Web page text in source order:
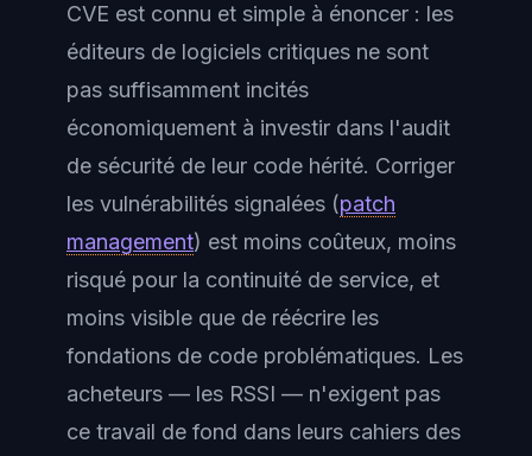
CVE est connu et simple à énoncer : les
éditeurs de logiciels critiques ne sont
pas suffisamment incités
économiquement à investir dans l'audit
de sécurité de leur code hérité. Corriger
les vulnérabilités signalées (patch
management) est moins coûteux, moins
risqué pour la continuité de service, et
moins visible que de réécrire les
fondations de code problématiques. Les
acheteurs — les RSSI — n'exigent pas
ce travail de fond dans leurs cahiers des